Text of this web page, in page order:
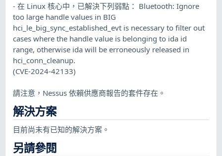
- 在 Linux 核心中，已解決下列弱點： Bluetooth: Ignore
too large handle values in BIG
hci_le_big_sync_established_evt is necessary to filter out
cases where the handle value is belonging to ida id
range, otherwise ida will be erroneously released in
hci_conn_cleanup.
(CVE-2024-42133)
請注意，Nessus 依賴供應商報告的套件存在。
解決方案
目前尚未有已知的解決方案。
另請參閱